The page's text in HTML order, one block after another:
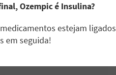
Ozempic é Insulina?
estejam
em seguida!